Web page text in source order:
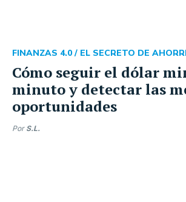
Cómo seguir el dólar
minuto y detectar las
oportunidades
FINANZAS 4.0 / EL SECRETO DE
Por S.L.